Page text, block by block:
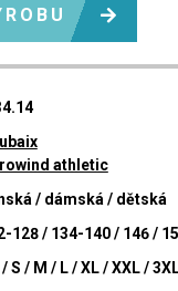
athletic
/ dámská / dětská
128 / 134-140 / 146 /
/ S / M / L / XL / XXL /